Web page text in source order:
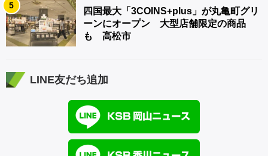
5
四国最大「3COINS+plus」が丸亀町グリ
ーンにオープン 大型店舗限定の商品
も 高松市
LINE友だち追加